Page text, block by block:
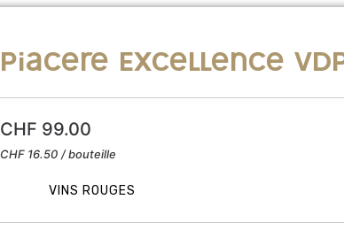
Piacere Excellence
CHF 99.00
CHF 16.50 / bouteille
VINS ROUGES